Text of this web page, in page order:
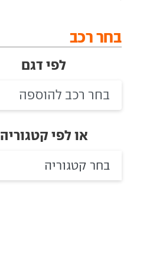
בחר רכב
לפי דגם
או לפי קטגוריה
בחר קטגוריה